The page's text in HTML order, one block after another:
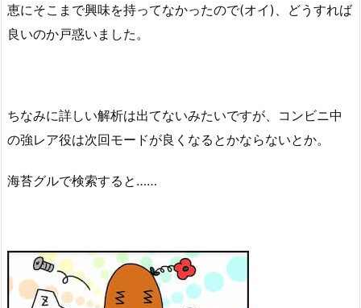
恵にそこまで興味を持ってなかったので(オイ)、どうすれば
良いのか戸惑いました。
ちなみに詳しい解析は出てないみたいですが、コンビニ中
の強レア役は次回モードが良くなるとかならないとか。
海苔グルで検索すると……